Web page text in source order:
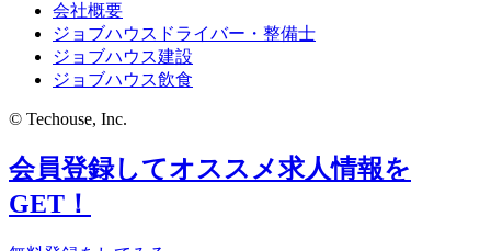
会社概要
ジョブハウスドライバー・整備士
ジョブハウス建設
ジョブハウス飲食
© Techouse, Inc.
会員登録してオススメ求人情報を
GET！